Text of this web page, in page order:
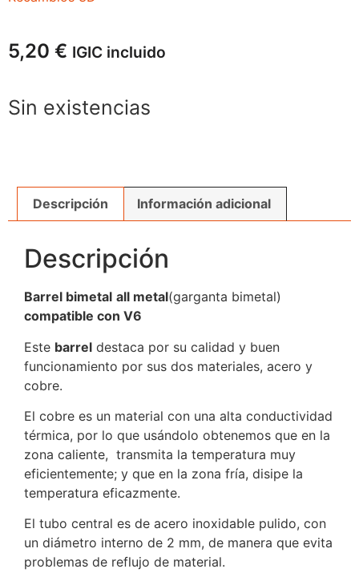
5,20 € IGIC incluido
Sin existencias
Descripción Información adicional
Descripción
Barrel bimetal all metal(garganta bimetal)
compatible con V6
Este barrel destaca por su calidad y buen
funcionamiento por sus dos materiales, acero y
cobre.
El cobre es un material con una alta conductividad
térmica, por lo que usándolo obtenemos que en la
zona caliente, transmita la temperatura muy
eficientemente; y que en la zona fría, disipe la
temperatura eficazmente.
El tubo central es de acero inoxidable pulido, con
un diámetro interno de 2 mm, de manera que evita
problemas de reflujo de material.